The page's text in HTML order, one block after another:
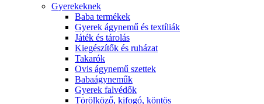
Gyerekeknek
Baba termékek
Gyerek ágynemű és textíliák
Játék és tárolás
Kiegészítők és ruházat
Takarók
Ovis ágynemű szettek
Babaágyneműk
Gyerek falvédők
Törölköző, kifogó, köntös